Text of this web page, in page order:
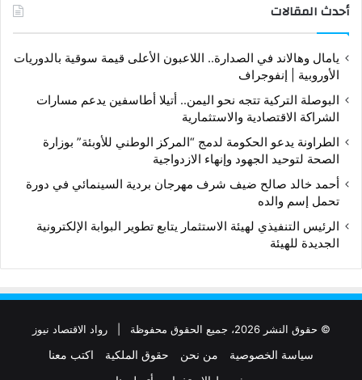
أحدث المقالات
يامال وهالاند في الصدارة.. اللاعبون الأعلى قيمة سوقية بالدوريات
الأوروبية | إنفوجراف
البوصلة التركية تتجه نحو اليمن.. أتيلا أطاسفين يدعم مسارات
الشراكة الاقتصادية والاستثمارية
الطراونة يدعو الحكومة لدمج “المركز الوطني للأوبئة” بوزارة
الصحة لتوحيد الجهود وإنهاء الازدواجية
أحمد خالد صالح ضيف شرف مهرجان بردية السينمائي في دورة
تحمل إسم والده
الرئيس التنفيذي لهيئة الاستثمار يتابع تطوير البوابة الإلكترونية
الجديدة للهيئة
© حقوق النشر 2026، جميع الحقوق محفوظة | رواد الاقتصاد نيوز
سياسة الخصوصية من نحن حقوق الملكية
اكتب معنا